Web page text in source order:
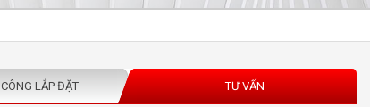
LẮP ĐẶT TƯ VẤN